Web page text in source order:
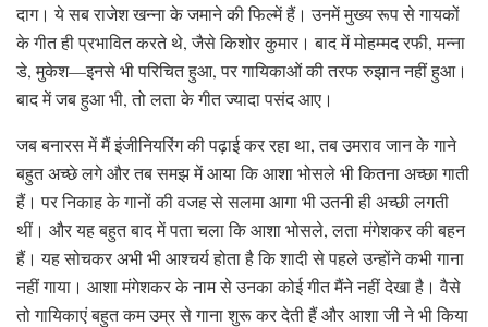
दाग। ये सब राजेश खन्ना के जमाने की फिल्में हैं। उनमें मुख्य रूप से गायकों
के गीत ही प्रभावित करते थे, जैसे किशोर कुमार। बाद में मोहम्मद रफी, मन्ना
डे, मुकेश—इनसे भी परिचित हुआ, पर गायिकाओं की तरफ रुझान नहीं हुआ।
बाद में जब हुआ भी, तो लता के गीत ज्यादा पसंद आए।
जब बनारस में मैं इंजीनियरिंग की पढ़ाई कर रहा था, तब उमराव जान के गाने
बहुत अच्छे लगे और तब समझ में आया कि आशा भोसले भी कितना अच्छा गाती
हैं। पर निकाह के गानों की वजह से सलमा आगा भी उतनी ही अच्छी लगती
थीं। और यह बहुत बाद में पता चला कि आशा भोसले, लता मंगेशकर की बहन
हैं। यह सोचकर अभी भी आश्चर्य होता है कि शादी से पहले उन्होंने कभी गाना
नहीं गाया। आशा मंगेशकर के नाम से उनका कोई गीत मैंने नहीं देखा है। वैसे
तो गायिकाएं बहुत कम उम्र से गाना शुरू कर देती हैं और आशा जी ने भी किया